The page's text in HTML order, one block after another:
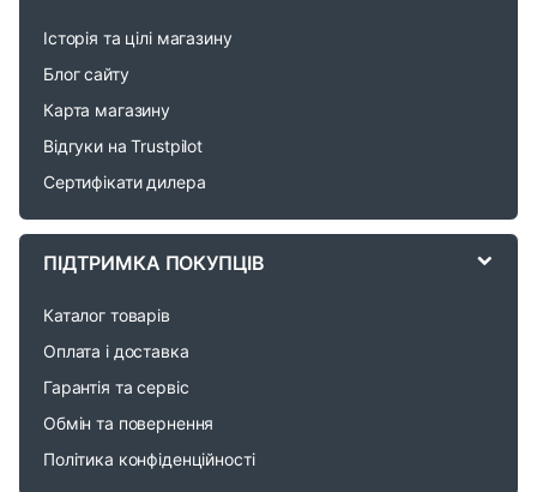
C
Історія та цілі магазину
Блог сайту
Карта магазину
Відгуки на Trustpilot
Сертифікати дилера
ПІДТРИМКА ПОКУПЦІВ
Каталог товарів
Оплата і доставка
Гарантія та сервіс
Обмін та повернення
Політика конфіденційності